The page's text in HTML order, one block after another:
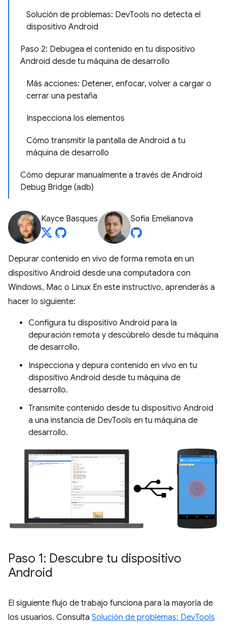
Solución de problemas: DevTools no detecta el
dispositivo Android
Paso 2: Debugea el contenido en tu dispositivo
Android desde tu máquina de desarrollo
Más acciones: Detener, enfocar, volver a cargar o
cerrar una pestaña
Inspecciona los elementos
Cómo transmitir la pantalla de Android a tu
máquina de desarrollo
Cómo depurar manualmente a través de Android
Debug Bridge (adb)
Kayce Basques Sofia Emelianova
Depurar contenido en vivo de forma remota en un
dispositivo Android desde una computadora con
Windows, Mac o Linux En este instructivo, aprenderás a
hacer lo siguiente:
Configura tu dispositivo Android para la
depuración remota y descúbrelo desde tu máquina
de desarrollo.
Inspecciona y depura contenido en vivo en tu
dispositivo Android desde tu máquina de
desarrollo.
Transmite contenido desde tu dispositivo Android
a una instancia de DevTools en tu máquina de
desarrollo.
Paso 1: Descubre tu dispositivo
Android
El siguiente flujo de trabajo funciona para la mayoría de
los usuarios. Consulta Solución de problemas: DevTools